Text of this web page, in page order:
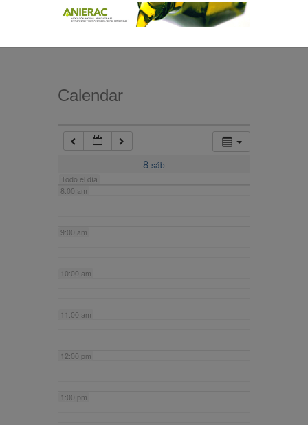
Calendar
8 sáb
Todo el día
7:00 am
8:00 am
9:00 am
10:00 am
11:00 am
12:00 pm
1:00 pm